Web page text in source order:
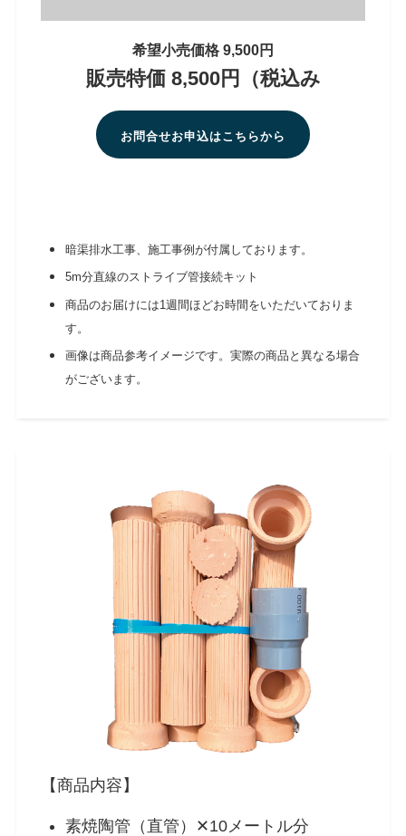
希望小売価格 9,500円
販売特価 8,500円（税込み
お問合せお申込はこちらから
暗渠排水工事、施工事例が付属しております。
5m分直線のストライブ管接続キット
商品のお届けには1週間ほどお時間をいただいておりま
す。
画像は商品参考イメージです。実際の商品と異なる場合
がございます。
【商品内容】
素焼陶管（直管）✕10メートル分